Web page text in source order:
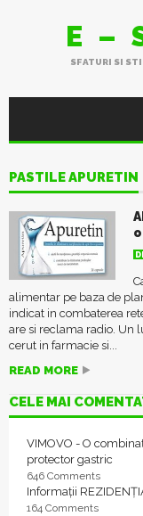
E –
SFATURI SI
PASTILE APURETIN
alimentar pe baza de
indicat in combaterea
are si reclama radio. Un
cerut in farmacie si...
READ MORE
CELE MAI
VIMOVO - O
protector gastric
646 Comments
Informații
164 Comments